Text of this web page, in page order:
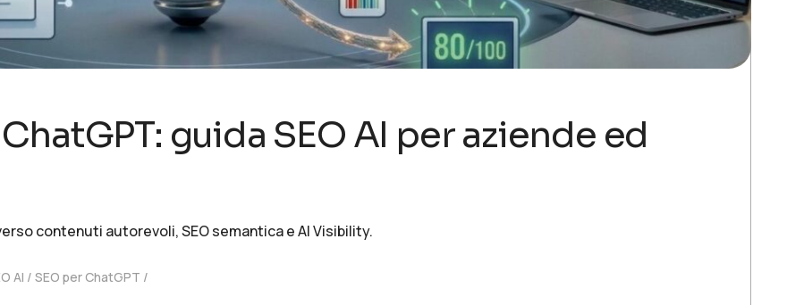
guida SEO AI per aziende ed
contenuti autorevoli, SEO semantica e AI Visibility.
AI SEO per ChatGPT